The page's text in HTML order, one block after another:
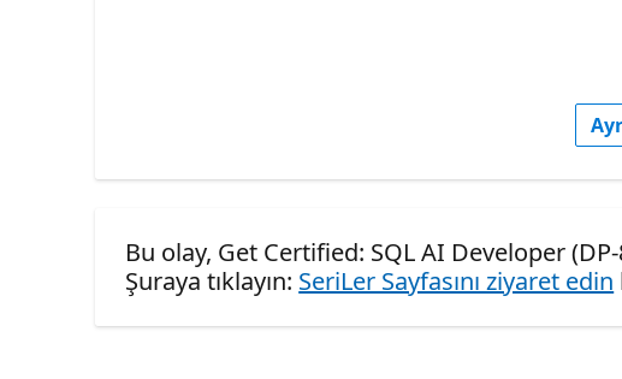
Bu olay, Get Certified: SQL AI Developer
Şuraya tıklayın: SeriLer Sayfasını ziyaret edin